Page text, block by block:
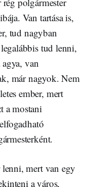
Van tartása is,
tud nagyban
tud lenni,
van
már nagyok. Nem
ember, mert
a mostani
mert van egy
a város,